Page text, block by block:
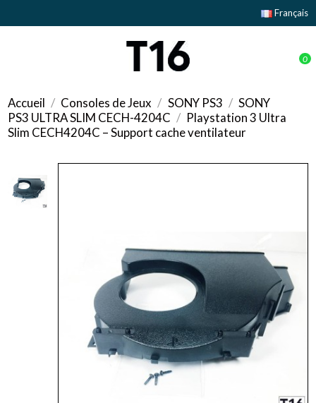
Français
0
Accueil Consoles de Jeux SONY PS3
SONY
PS3 ULTRA SLIM CECH-4204C
Playstation 3 Ultra
Slim CECH4204C – Support cache ventilateur